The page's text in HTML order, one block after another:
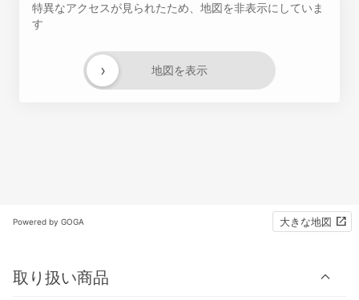
特異なアクセスが見られたため、地図を非表示にしていま
す
地図を表示
›
Powered by GOGA 大きな地図
取り扱い商品